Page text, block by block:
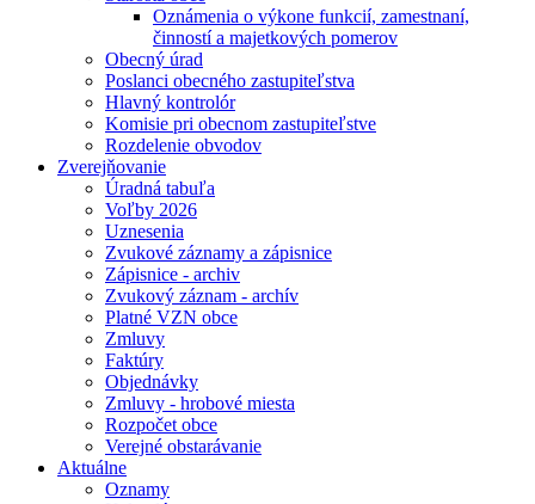
Oznámenia o výkone funkcií, zamestnaní,
činností a majetkových pomerov
Obecný úrad
Poslanci obecného zastupiteľstva
Hlavný kontrolór
Komisie pri obecnom zastupiteľstve
Rozdelenie obvodov
Zverejňovanie
Úradná tabuľa
Voľby 2026
Uznesenia
Zvukové záznamy a zápisnice
Zápisnice - archiv
Zvukový záznam - archív
Platné VZN obce
Zmluvy
Faktúry
Objednávky
Zmluvy - hrobové miesta
Rozpočet obce
Verejné obstarávanie
Aktuálne
Oznamy